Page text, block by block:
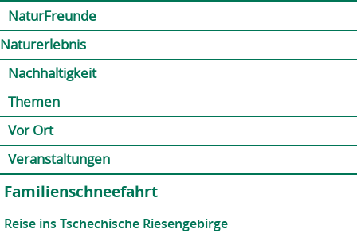
NaturFreunde
Naturerlebnis
Nachhaltigkeit
Themen
Vor Ort
Veranstaltungen
Familienschneefahrt
Reise ins Tschechische Riesengebirge